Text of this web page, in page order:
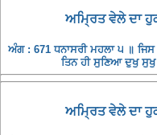
ਅਮ੍ਰਿਤ ਵੇਲੇ ਦਾ
ਅੰਗ : 671 ਧਨਾਸਰੀ ਮਹਲਾ ੫ ॥
ਤਿਨ ਹੀ ਸੁਣਿਆ ਦੁਖੁ ਸੁਖੁ
ਅਮ੍ਰਿਤ ਵੇਲੇ ਦਾ